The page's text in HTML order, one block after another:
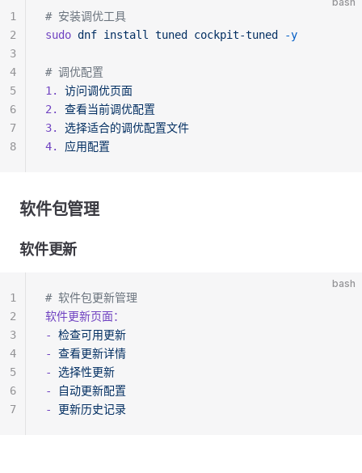
# 安装调优工具
sudo dnf install tuned cockpit-tuned -y
# 调优配置
1.
访问调优页面
2.
查看当前调优配置
3.
选择适合的调优配置文件
4.
应用配置
1
2
3
4
5
6
7
8
软件包管理
软件更新
bash
# 软件包更新管理
软件更新页面：
-
检查可用更新
-
查看更新详情
-
选择性更新
-
自动更新配置
-
更新历史记录
1
2
3
4
5
6
7